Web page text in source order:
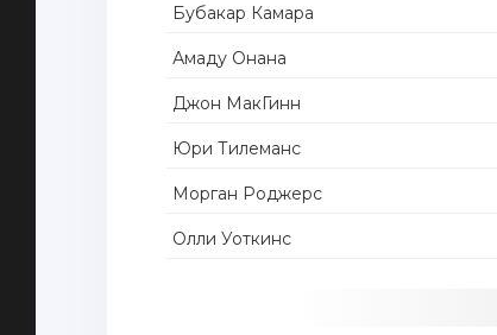
Бубакар Камара
Амаду Онана
Джон МакГинн
Юри Тилеманс
Морган Роджерс
Олли Уоткинс